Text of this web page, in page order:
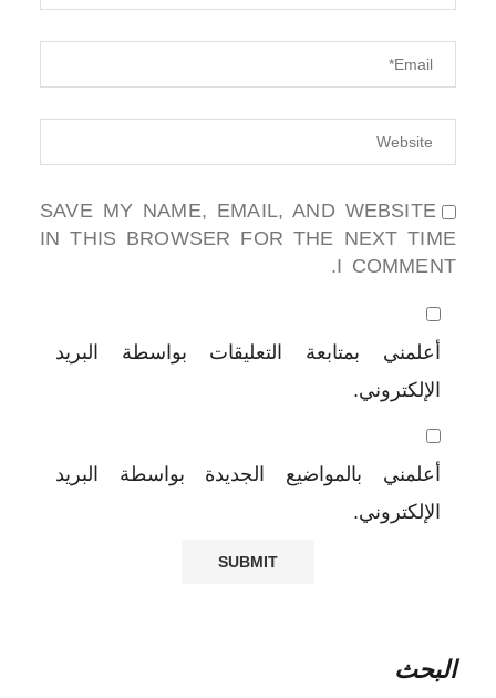
SAVE MY NAME, EMAIL, AND WEBSITE
IN THIS BROWSER FOR THE NEXT TIME
I COMMENT.
أعلمني بمتابعة التعليقات بواسطة البريد
الإلكتروني.
أعلمني بالمواضيع الجديدة بواسطة البريد
الإلكتروني.
البحث